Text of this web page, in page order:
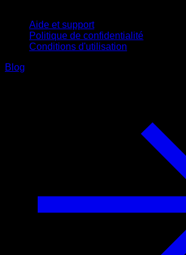
Aide et support
Politique de confidentialité
Conditions d'utilisation
Blog